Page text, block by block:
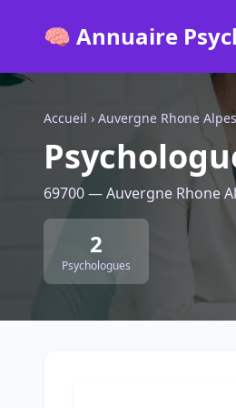
🧠 Annuaire
Accueil › Auvergne Rhone Alpes
69700 — Auvergne Rhone
2
Psychologues